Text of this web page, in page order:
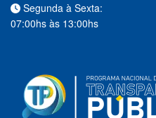
Segunda à Sexta:
07:00hs às 13:00hs